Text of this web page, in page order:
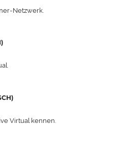
Netzwerk.
Virtual kennen.